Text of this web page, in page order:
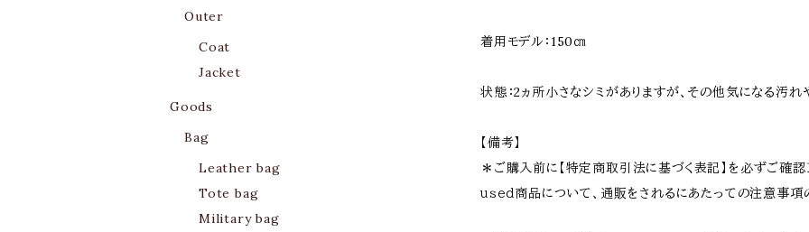
着用モデル：150㎝
状態：2ヵ所小さなシミがありますが、その他気になる汚
【備考】
＊ご購入前に【特定商取引法に基づく表記】を必ずご確認
ｕｓｅｄ商品について、通販をされるにあたっての注意事
Outer
Coat
Jacket
Goods
Bag
Leather bag
Tote bag
Military bag